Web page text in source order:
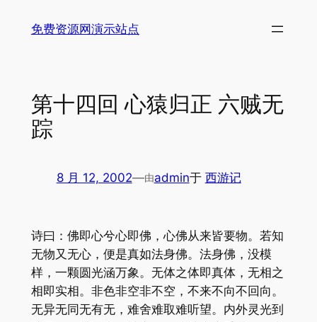
免费资源网演示站点
第十四回 心猿归正 六贼无
踪
8 月 12, 2002—由admin于 西游记
诗曰：佛即心兮心即佛，心佛从来皆要物。若知
无物又无心，便是真如法身佛。法身佛，没模
样，一颗圆光涵万象。无体之体即真体，无相之
相即实相。非色非空非不空，不来不向不回向。
无异无同无有无，难舍难取难听望。内外灵光到